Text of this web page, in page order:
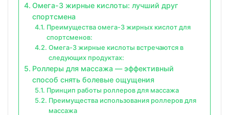
Омега-3 жирные кислоты: лучший друг
спортсмена
Преимущества омега-3 жирных кислот для
спортсменов:
Омега-3 жирные кислоты встречаются в
следующих продуктах:
Роллеры для массажа — эффективный
способ снять болевые ощущения
Принцип работы роллеров для массажа
Преимущества использования роллеров для
массажа